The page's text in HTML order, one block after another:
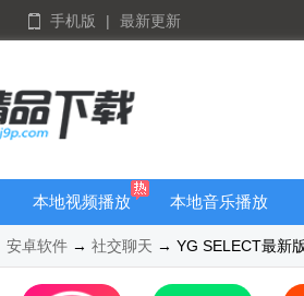
手机版 | 最新更新
本地视频播放
本地音乐播放
安卓软件 → 社交聊天 → YG SELECT最新